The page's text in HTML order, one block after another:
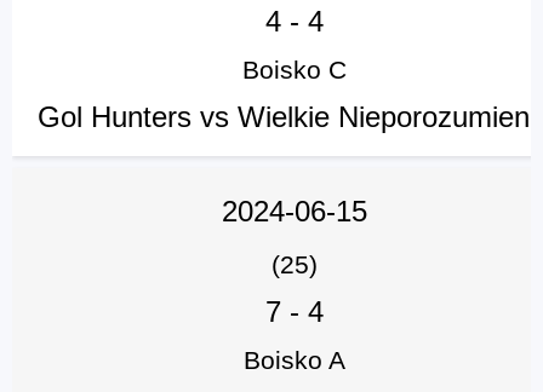
4 - 4
Boisko C
Gol Hunters vs Wielkie
2024-06-15
(25)
7 - 4
Boisko A